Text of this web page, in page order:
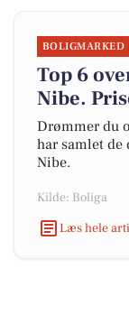
BOLIGMARKED
Top 6
Nibe.
Drømmer du
har samlet de
Nibe.
Kilde: Boliga
Læs hele